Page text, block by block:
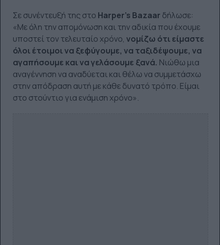
Σε συνέντευξή της στο Harper’s Bazaar δήλωσε:
«Με όλη την απομόνωση και την αδικία που έχουμε
υποστεί τον τελευταίο χρόνο, νομίζω ότι είμαστε
όλοι έτοιμοι να ξεφύγουμε, να ταξιδέψουμε, να
αγαπήσουμε και να γελάσουμε ξανά. Νιώθω μια
αναγέννηση να αναδύεται και θέλω να συμμετάσχω
στην απόδραση αυτή με κάθε δυνατό τρόπο. Είμαι
στο στούντιο για ενάμιση χρόνο».